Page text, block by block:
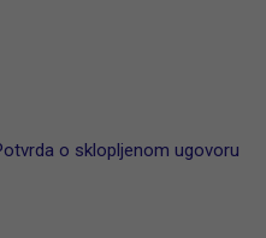
o sklopljenom ugovoru